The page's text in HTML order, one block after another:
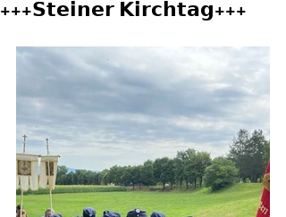
+++𝗦𝘁𝗲𝗶𝗻𝗲𝗿 𝗞𝗶𝗿𝗰𝗵𝘁𝗮𝗴+++